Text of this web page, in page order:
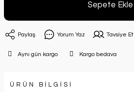
Sepete Ekle
Paylaş Yorum Yaz Tavsiye Et
Aynı gün kargo Kargo bedava
ÜRÜN BİLGİSİ